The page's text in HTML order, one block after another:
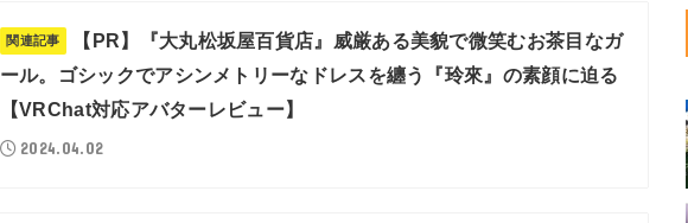
関連記事
【PR】『大丸松坂屋百貨店』威厳ある美貌で微笑むお茶目なガ
ール。ゴシックでアシンメトリーなドレスを纏う『玲來』の素顔に迫る
【VRChat対応アバターレビュー】
2024.04.02